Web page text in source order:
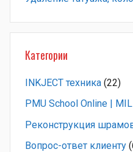
Категории
INKJECT техника (22)
PMU School Online |
Pеконструкция
Вопрос-ответ клиенту